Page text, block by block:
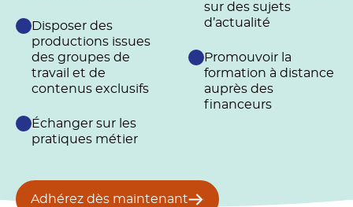
Disposer des
productions issues
des groupes de
travail et de
contenus exclusifs
Échanger sur les
pratiques métier
sur des sujets
d’actualité
Promouvoir la
formation à distance
auprès des
financeurs
Adhérez dès maintenant